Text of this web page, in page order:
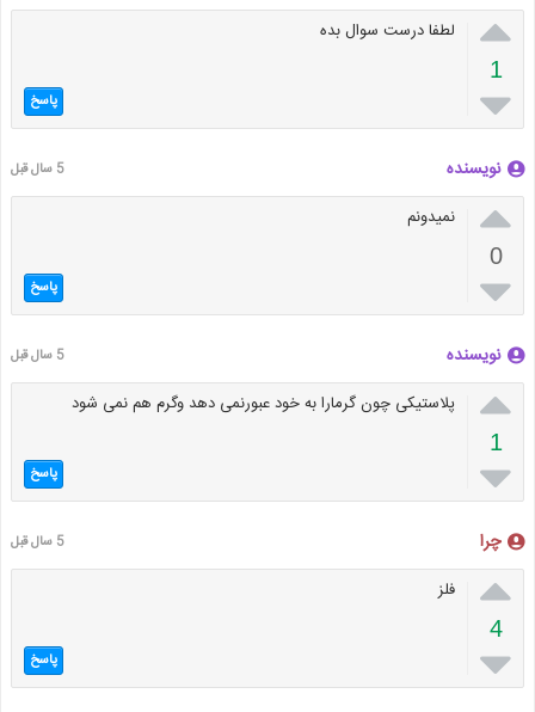

1

لطفا درست سوال بده
پاسخ
نویسنده 5 سال قبل

0

نمیدونم
پاسخ
نویسنده 5 سال قبل

1

پلاستیکی چون گرمارا به خود عبورنمی دهد وگرم هم نمی شود
پاسخ
چرا 5 سال قبل

4

فلز
پاسخ